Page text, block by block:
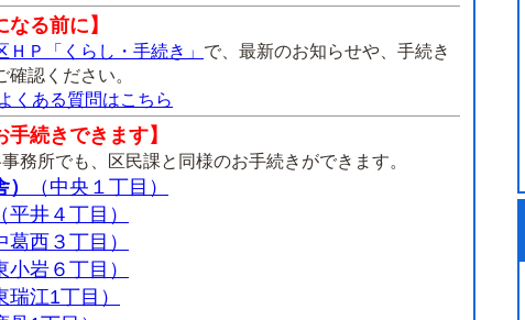
なる前に】
ＨＰ「くらし・手続き」 で、最新のお知らせや、手続き
認ください。
くある質問はこちら
手続きできます】
務所でも、区民課と同様のお手続きができます。
（中央１丁目）
（平井４丁目）
葛西３丁目）
小岩６丁目）
瑞江1丁目）